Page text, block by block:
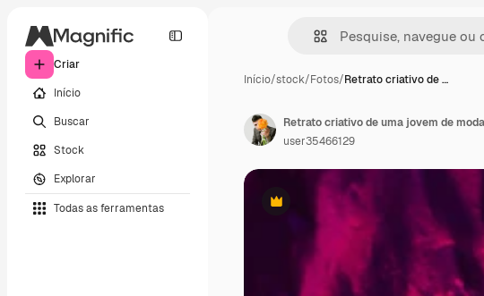
Criar
Início
Buscar
Stock
Explorar
Todas as ferramentas
Início/stock/Fotos/Retrato criativo de …
Premium
user35466129